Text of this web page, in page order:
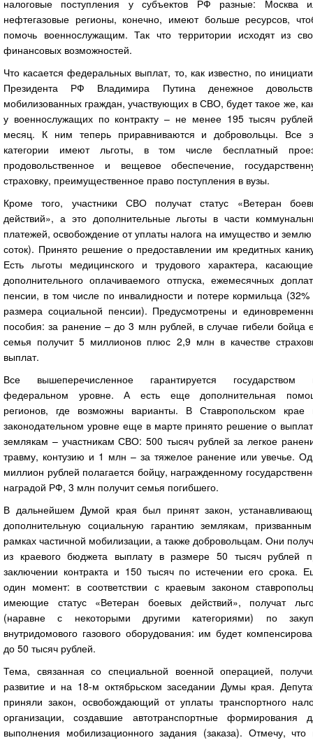
налоговые поступления у субъектов РФ разные: Москва
нефтегазовые регионы, конечно, имеют больше ресурсов,
помочь военнослужащим. Так что территории исходят из
финансовых возможностей.
Что касается федеральных выплат, то, как известно, по
Президента РФ Владимира Путина денежное
мобилизованных граждан, участвующих в СВО, будет такое же,
у военнослужащих по контракту – не менее 195 тысяч
месяц. К ним теперь приравниваются и добровольцы. Все
категории имеют льготы, в том числе бесплатный
продовольственное и вещевое обеспечение,
страховку, преимущественное право поступления в вузы.
Кроме того, участники СВО получат статус «Ветеран
действий», а это дополнительные льготы в части
платежей, освобождение от уплаты налога на имущество и
соток). Принято решение о предоставлении им кредитных
Есть льготы медицинского и трудового характера,
дополнительного оплачиваемого отпуска, ежемесячных
пенсии, в том числе по инвалидности и потере кормильца (32%
размера социальной пенсии). Предусмотрены и
пособия: за ранение – до 3 млн рублей, в случае гибели бойца
семья получит 5 миллионов плюс 2,9 млн в качестве
выплат.
Все вышеперечисленное гарантируется государством
федеральном уровне. А есть еще дополнительная
регионов, где возможны варианты. В Ставропольском крае
законодательном уровне еще в марте принято решение о
землякам – участникам СВО: 500 тысяч рублей за легкое
травму, контузию и 1 млн – за тяжелое ранение или увечье.
миллион рублей полагается бойцу, награжденному
наградой РФ, 3 млн получит семья погибшего.
В дальнейшем Думой края был принят закон,
дополнительную социальную гарантию землякам,
рамках частичной мобилизации, а также добровольцам. Они
из краевого бюджета выплату в размере 50 тысяч рублей
заключении контракта и 150 тысяч по истечении его срока.
один момент: в соответствии с краевым законом
имеющие статус «Ветеран боевых действий», получат
(наравне с некоторыми другими категориями) по
внутридомового газового оборудования: им будет
до 50 тысяч рублей.
Тема, связанная со специальной военной операцией,
развитие и на 18-м октябрьском заседании Думы края.
приняли закон, освобождающий от уплаты транспортного
организации, создавшие автотранспортные формирования
выполнения мобилизационного задания (заказа). Отмечу, что